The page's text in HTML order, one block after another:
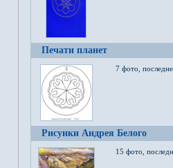
Печати планет
7 фото,
Рисунки Андрея Белого
15 фото,